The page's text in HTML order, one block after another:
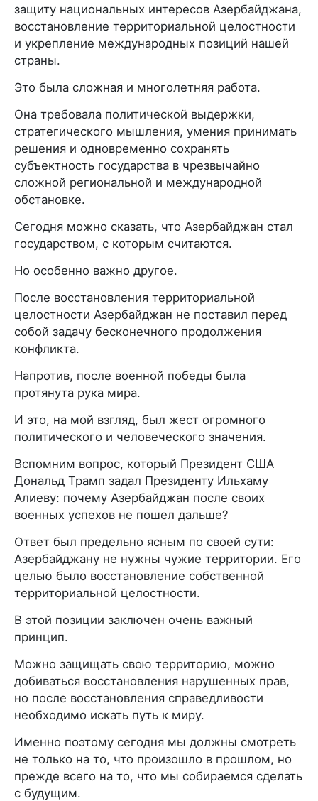
защиту национальных интересов Азербайджана,
восстановление территориальной целостности
и укрепление международных позиций нашей
страны.
Это была сложная и многолетняя работа.
Она требовала политической выдержки,
стратегического мышления, умения принимать
решения и одновременно сохранять
субъектность государства в чрезвычайно
сложной региональной и международной
обстановке.
Сегодня можно сказать, что Азербайджан стал
государством, с которым считаются.
Но особенно важно другое.
После восстановления территориальной
целостности Азербайджан не поставил перед
собой задачу бесконечного продолжения
конфликта.
Напротив, после военной победы была
протянута рука мира.
И это, на мой взгляд, был жест огромного
политического и человеческого значения.
Вспомним вопрос, который Президент США
Дональд Трамп задал Президенту Ильхаму
Алиеву: почему Азербайджан после своих
военных успехов не пошел дальше?
Ответ был предельно ясным по своей сути:
Азербайджану не нужны чужие территории. Его
целью было восстановление собственной
территориальной целостности.
В этой позиции заключен очень важный
принцип.
Можно защищать свою территорию, можно
добиваться восстановления нарушенных прав,
но после восстановления справедливости
необходимо искать путь к миру.
Именно поэтому сегодня мы должны смотреть
не только на то, что произошло в прошлом, но
прежде всего на то, что мы собираемся сделать
с будущим.